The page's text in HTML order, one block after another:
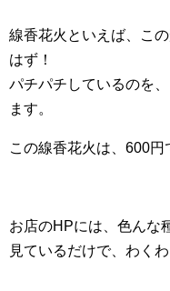
線香花火といえば、こ
はず！
パチパチしているのを
ます。
この線香花火は、600円
お店のHPには、色んな
見ているだけで、わく